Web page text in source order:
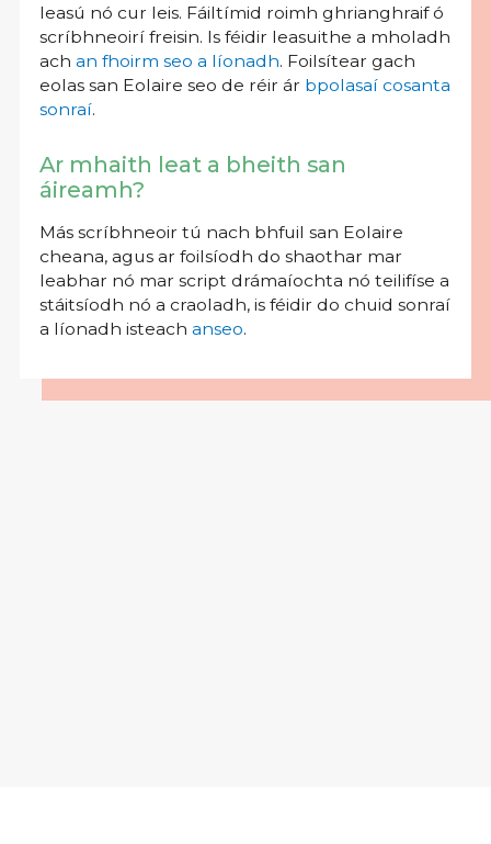
leasú nó cur leis. Fáiltímid roimh ghrianghraif ó
scríbhneoirí freisin. Is féidir leasuithe a mholadh
ach an fhoirm seo a líonadh. Foilsítear gach
eolas san Eolaire seo de réir ár bpolasaí cosanta
sonraí.
Ar mhaith leat a bheith san
áireamh?
Más scríbhneoir tú nach bhfuil san Eolaire
cheana, agus ar foilsíodh do shaothar mar
leabhar nó mar script drámaíochta nó teilifíse a
stáitsíodh nó a craoladh, is féidir do chuid sonraí
a líonadh isteach anseo.